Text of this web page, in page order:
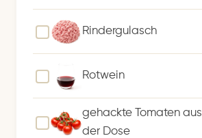
Rindergulasch
Rotwein
gehackte Tomaten aus
der Dose